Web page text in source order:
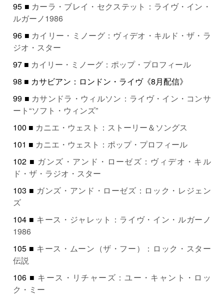
95 ■ カーラ・ブレイ・セクステット：ライヴ・イン・
ルガーノ1986
96 ■ カイリー・ミノーグ：ヴィデオ・キルド・ザ・ラ
ジオ・スター
97 ■ カイリー・ミノーグ：ポップ・プロフィール
98 ■ カサビアン：ロンドン・ライヴ《8月配信》
99 ■ カサンドラ・ウィルソン：ライヴ・イン・コンサ
ート“ソフト・ウィンズ”
100 ■ カニエ・ウェスト：ストーリー＆ソングス
101 ■ カニエ・ウェスト：ポップ・プロフィール
102 ■ ガンズ・アンド・ローゼズ：ヴィデオ・キル
ド・ザ・ラジオ・スター
103 ■ ガンズ・アンド・ローゼズ：ロック・レジェン
ズ
104 ■ キース・ジャレット：ライヴ・イン・ルガーノ
1986
105 ■ キース・ムーン（ザ・フー）：ロック・スター
伝説
106 ■ キース・リチャーズ：ユー・キャント・ロッ
ク・ミー